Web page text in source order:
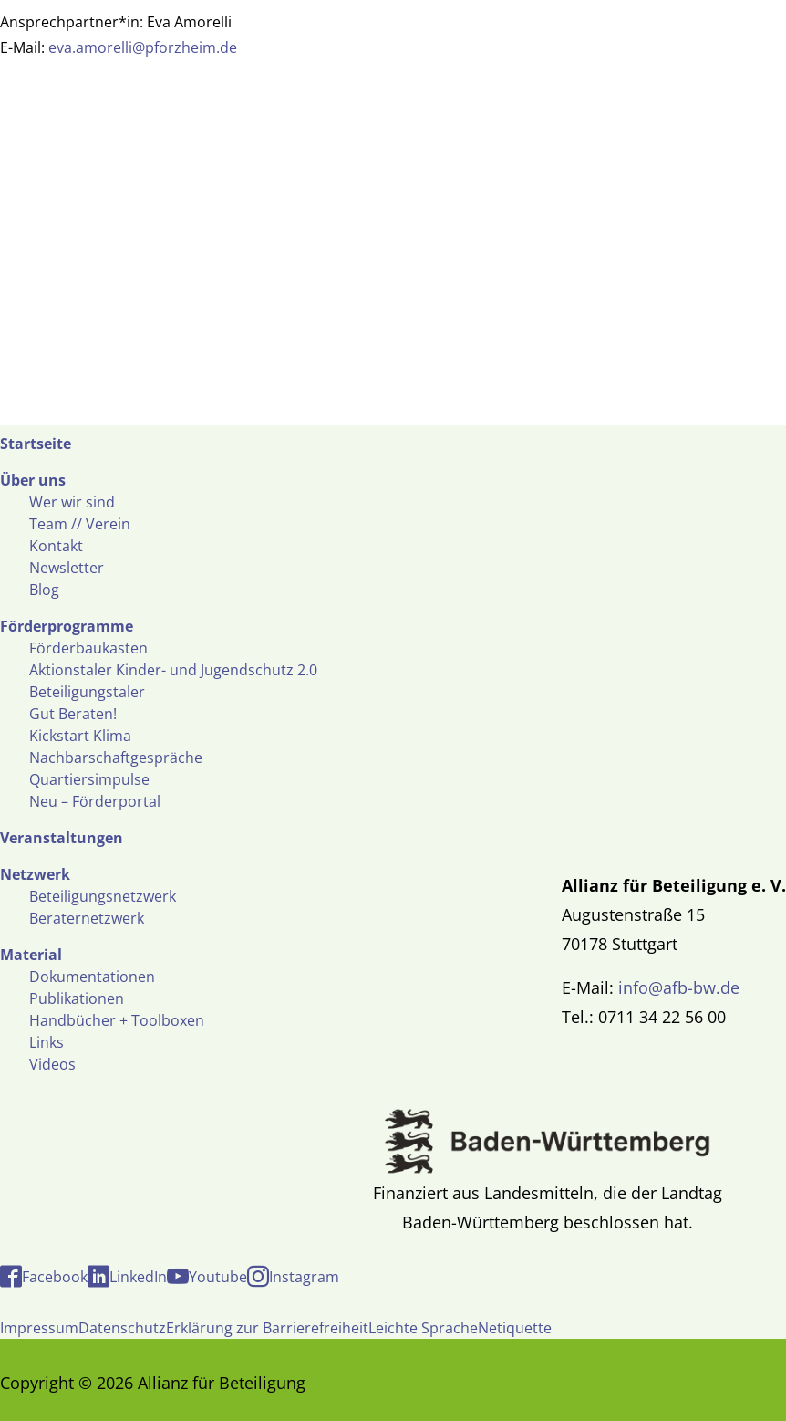
Ansprechpartner*in: Eva Amorelli
E-Mail: eva.amorelli@pforzheim.de
Startseite
Über uns
Wer wir sind
Team // Verein
Kontakt
Newsletter
Blog
Förderprogramme
Förderbaukasten
Aktionstaler Kinder- und Jugendschutz 2.0
Beteiligungstaler
Gut Beraten!
Kickstart Klima
Nachbarschaftgespräche
Quartiersimpulse
Neu – Förderportal
Veranstaltungen
Netzwerk
Beteiligungsnetzwerk
Beraternetzwerk
Material
Dokumentationen
Publikationen
Handbücher + Toolboxen
Links
Videos
Allianz für Beteiligung e. V.
Augustenstraße 15
70178 Stuttgart
E-Mail: info@afb-bw.de
Tel.: 0711 34 22 56 00
Finanziert aus Landesmitteln, die der Landtag
Baden-Württemberg beschlossen hat.
Facebook LinkedIn Youtube Instagram
ImpressumDatenschutzErklärung zur BarrierefreiheitLeichte SpracheNetiquette
Copyright © 2026 Allianz für Beteiligung